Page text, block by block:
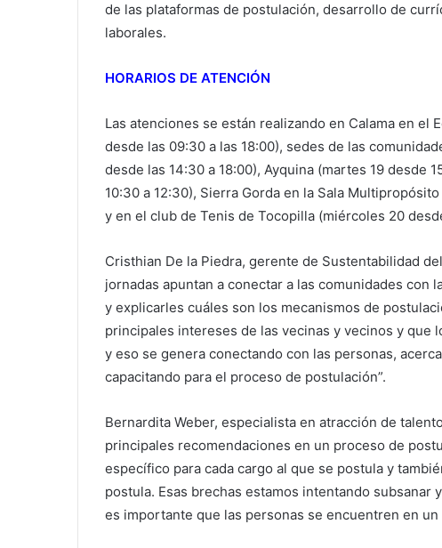
de las plataformas de postulación, desarrollo de
laborales.
HORARIOS DE ATENCIÓN
Las atenciones se están realizando en Calama en
desde las 09:30 a las 18:00), sedes de las
desde las 14:30 a 18:00), Ayquina (martes 19 desde
10:30 a 12:30), Sierra Gorda en la Sala
y en el club de Tenis de Tocopilla (miércoles 20
Cristhian De la Piedra, gerente de Sustentabilidad
jornadas apuntan a conectar a las comunidades
y explicarles cuáles son los mecanismos de
principales intereses de las vecinas y vecinos y que
y eso se genera conectando con las personas,
capacitando para el proceso de postulación”.
Bernardita Weber, especialista en atracción de
principales recomendaciones en un proceso de
específico para cada cargo al que se postula y
postula. Esas brechas estamos intentando subsanar
es importante que las personas se encuentren en